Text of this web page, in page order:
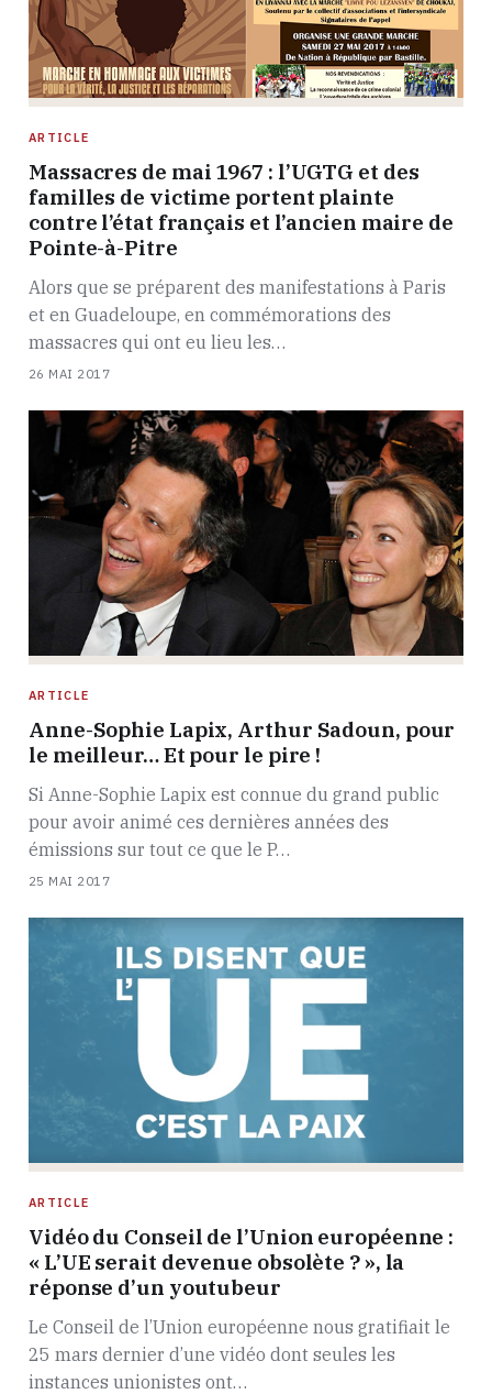
ARTICLE
Massacres de mai 1967 : l’UGTG et des
familles de victime portent plainte
contre l’état français et l’ancien maire de
Pointe-à-Pitre
Alors que se préparent des manifestations à Paris
et en Guadeloupe, en commémorations des
massacres qui ont eu lieu les…
26 MAI 2017
ARTICLE
Anne-Sophie Lapix, Arthur Sadoun, pour
le meilleur… Et pour le pire !
Si Anne-Sophie Lapix est connue du grand public
pour avoir animé ces dernières années des
émissions sur tout ce que le P…
25 MAI 2017
ARTICLE
Vidéo du Conseil de l’Union européenne :
« L’UE serait devenue obsolète ? », la
réponse d’un youtubeur
Le Conseil de l’Union européenne nous gratifiait le
25 mars dernier d’une vidéo dont seules les
instances unionistes ont…